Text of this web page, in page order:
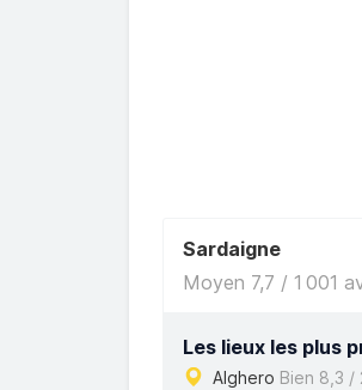
Sardaigne
Moyen 7,7 / 1 001
Les lieux les plus
Alghero Bien 8,3 /